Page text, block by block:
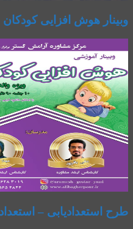
وبینار هوش افزایی کودکان
طرح استعدادیابی –